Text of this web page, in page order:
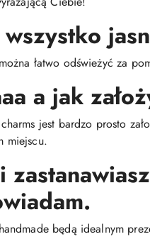
łatwo odświeżyć za
a jak
jest bardzo prosto
miejscu.
będą idealnym